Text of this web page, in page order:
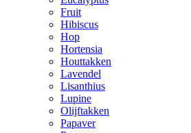
Fruit
Hibiscus
Hop
Hortensia
Houttakken
Lavendel
Lisanthius
Lupine
Olijftakken
Papaver